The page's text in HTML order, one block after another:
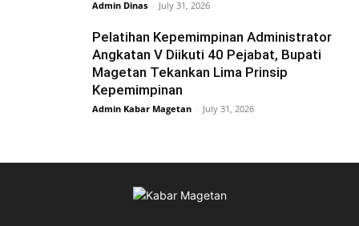
Admin Dinas - July 31, 2026
Pelatihan Kepemimpinan Administrator
Angkatan V Diikuti 40 Pejabat, Bupati
Magetan Tekankan Lima Prinsip
Kepemimpinan
Admin Kabar Magetan - July 31, 2026